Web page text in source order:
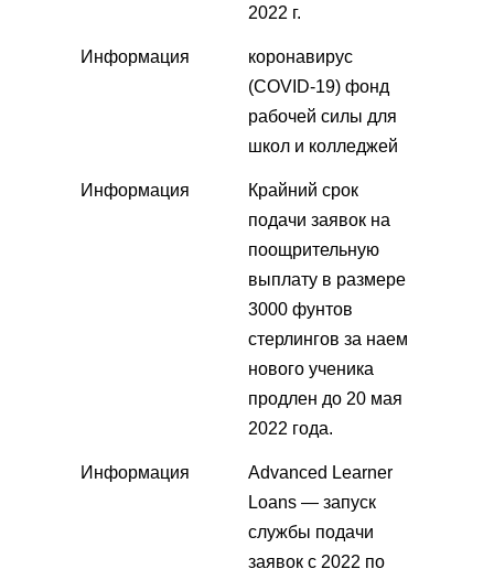
2022 г.
Информация
коронавирус
(COVID-19) фонд
рабочей силы для
школ и колледжей
Информация
Крайний срок
подачи заявок на
поощрительную
выплату в размере
3000 фунтов
стерлингов за наем
нового ученика
продлен до 20 мая
2022 года.
Информация
Advanced Learner
Loans — запуск
службы подачи
заявок с 2022 по